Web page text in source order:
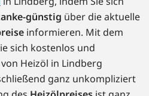
günstig über die aktuelle
informieren. Mit dem
sich kostenlos und
Heizöl in Lindberg
ganz unkompliziert